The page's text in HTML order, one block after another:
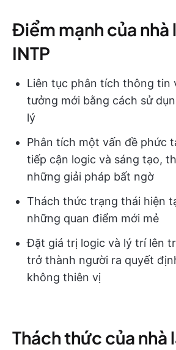
Điểm mạnh của nhà
INTP
Liên tục phân tích thông tin
tưởng mới bằng cách sử
lý
Phân tích một vấn đề phức
tiếp cận logic và sáng tạo,
những giải pháp bất ngờ
Thách thức trạng thái hiện
những quan điểm mới mẻ
Đặt giá trị logic và lý trí lên
trở thành người ra quyết
không thiên vị
Thách thức của nhà